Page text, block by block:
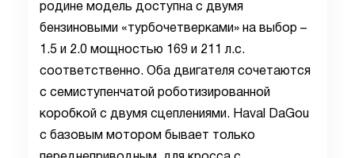
родине модель доступна с двумя
бензиновыми «турбочетверками» на выбор –
1.5 и 2.0 мощностью 169 и 211 л.с.
соответственно. Оба двигателя сочетаются
с семиступенчатой роботизированной
коробкой с двумя сцеплениями. Haval DaGou
с базовым мотором бывает только